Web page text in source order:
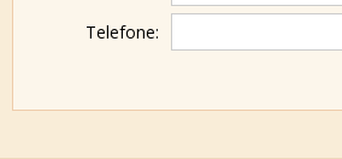
Telefone: